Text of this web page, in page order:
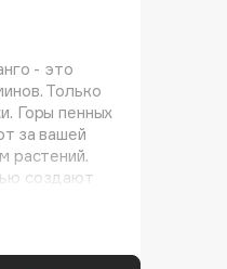
- это
Только
Горы пенных
за вашей
растений.
создают